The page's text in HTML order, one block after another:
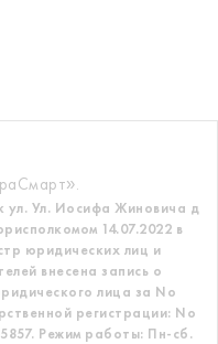
ул. Ул. Иосифа Жиновича д
14.07.2022 в
юридических лиц и
внесена запись о
лица за No
регистрации: No
Режим работы: Пн-сб.